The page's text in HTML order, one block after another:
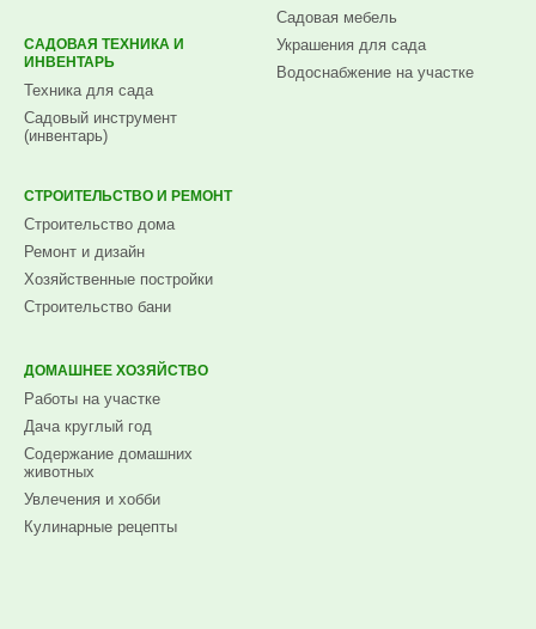
САДОВАЯ ТЕХНИКА И
ИНВЕНТАРЬ
Техника для сада
Садовый инструмент
(инвентарь)
Садовая мебель
Украшения для сада
Водоснабжение на участке
СТРОИТЕЛЬСТВО И РЕМОНТ
Строительство дома
Ремонт и дизайн
Хозяйственные постройки
Строительство бани
ДОМАШНЕЕ ХОЗЯЙСТВО
Работы на участке
Дача круглый год
Содержание домашних
животных
Увлечения и хобби
Кулинарные рецепты